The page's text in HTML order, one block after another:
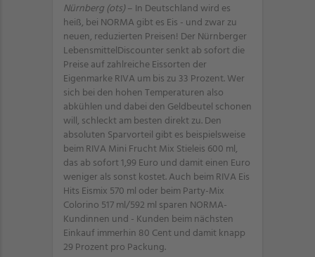
Nürnberg (ots)– In Deutschland wird es
heiß, bei NORMA gibt es Eis - und zwar zu
neuen, reduzierten Preisen! Der Nürnberger
LebensmittelDiscounter senkt ab sofort die
Preise auf zahlreiche Eissorten der
Eigenmarke RIVA um bis zu 33 Prozent. Wer
sich bei den hohen Temperaturen also
abkühlen und dabei den Geldbeutel schonen
will, schleckt am besten direkt zu. Den
absoluten Sparvorteil gibt es beispielsweise
beim RIVA Mini Frucht Mix Stieleis 600 ml,
das ab sofort 1,99 Euro und damit einen Euro
weniger als sonst kostet. Auch beim RIVA Eis
Hits Eismix 570 ml oder beim Party-Mix
Colorino 517 ml/592 ml sparen NORMA-
Kundinnen und - Kunden beim nächsten
Einkauf immerhin 80 Cent und damit knapp
29 Prozent pro Packung.